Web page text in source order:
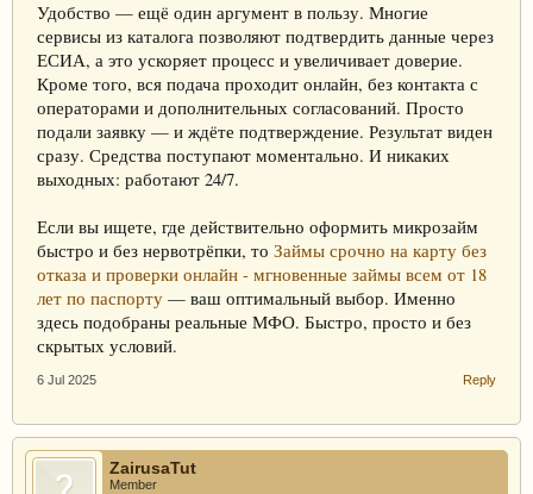
Удобство — ещё один аргумент в пользу. Многие
сервисы из каталога позволяют подтвердить данные через
ЕСИА, а это ускоряет процесс и увеличивает доверие.
Кроме того, вся подача проходит онлайн, без контакта с
операторами и дополнительных согласований. Просто
подали заявку — и ждёте подтверждение. Результат виден
сразу. Средства поступают моментально. И никаких
выходных: работают 24/7.
Если вы ищете, где действительно оформить микрозайм
быстро и без нервотрёпки, то Займы срочно на карту без
отказа и проверки онлайн - мгновенные займы всем от 18
лет по паспорту — ваш оптимальный выбор. Именно
здесь подобраны реальные МФО. Быстро, просто и без
скрытых условий.
6 Jul 2025 Reply
ZairusaTut
Member